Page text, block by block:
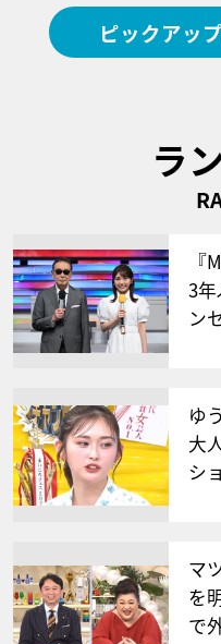
ピックアッ
ラ
3
ン
ゆ
大
シ
マ
を
で